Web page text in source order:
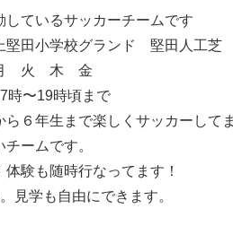
しているサッカーチームです
田小学校グランド 堅田人工芝
火 木 金
〜19時頃まで
ら６年生まで楽しくサッカーして
ームです。
験も随時行なってます！
見学も自由にできます。